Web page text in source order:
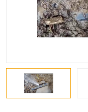
高压车疏通清淤